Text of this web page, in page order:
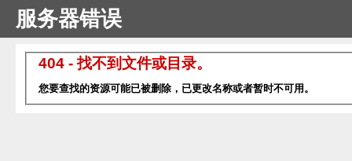
服务器错误
404 - 找不到文件或目录。
您要查找的资源可能已被删除，已更改名称或者暂时不可用。